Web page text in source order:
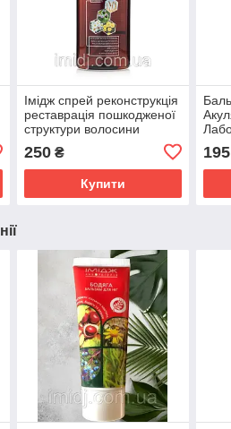
Імідж спрей реконструкція
реставрація пошкодженої
структури волосини
250₴
Купити
195